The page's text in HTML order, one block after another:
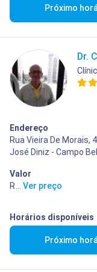
Próximo
Dr.
Endereço
Rua Vieira De Morais,
José Diniz - Campo
Valor
R$ 10,00
Ver preço
Horários disponíveis
Próximo